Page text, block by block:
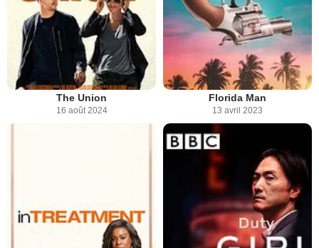
The Union
16 août 2024
Florida Man
13 avril 2023